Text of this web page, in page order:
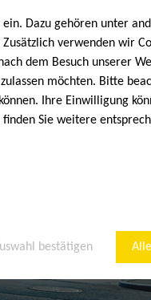
Dazu gehören unter
verwenden wir
dem Besuch unserer
möchten. Bitte
Ihre Einwilligung
finden Sie weitere
bestätigen